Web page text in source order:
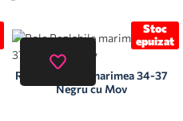
Stoc
epuizat
Role Reglabile marimea 34-37
Negru cu Mov